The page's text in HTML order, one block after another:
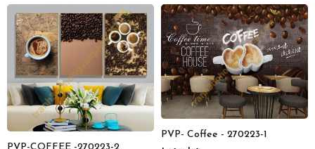
PVP- Coffee - 270223-1